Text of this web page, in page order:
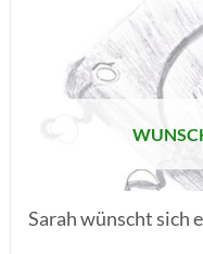
Sarah wünscht sich